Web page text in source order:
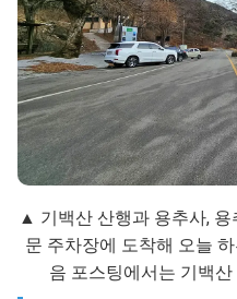
▲ 기백산 산행과 용추사,
문 주차장에 도착해 오늘
음 포스팅에서는 기백